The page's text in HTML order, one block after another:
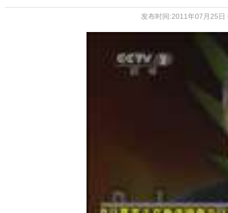
发布时间:2011年07月25